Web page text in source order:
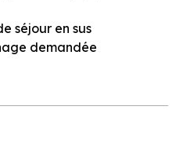
séjour en sus
demandée